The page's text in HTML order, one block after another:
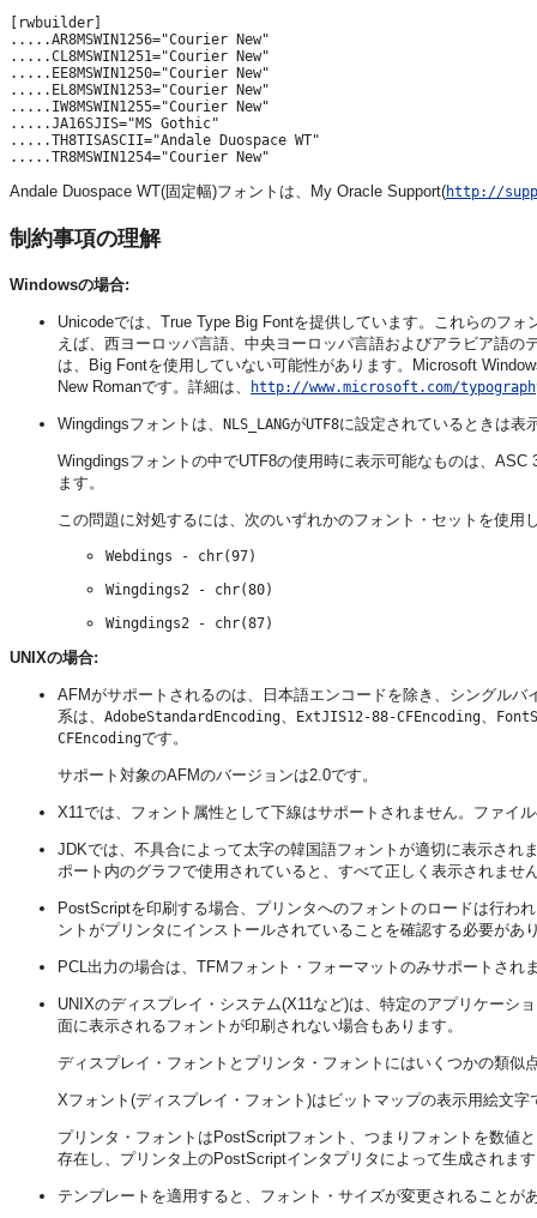
[rwbuilder]
.....AR8MSWIN1256="Courier New"
.....CL8MSWIN1251="Courier New"
.....EE8MSWIN1250="Courier New"
.....EL8MSWIN1253="Courier New"
.....IW8MSWIN1255="Courier New"
.....JA16SJIS="MS Gothic"
.....TH8TISASCII="Andale Duospace WT"
Andale Duospace WT(固定幅)フォントは、My Oracle Support(http://
制約事項の理解
Windowsの場合:
Unicodeでは、True Type Big Fontを提供しています。これらのフ
えば、西ヨーロッパ言語、中央ヨーロッパ言語およびアラビア語
は、Big Fontを使用していない可能性があります。Microsoft
New Romanです。詳細は、
http://www.microsoft.com/
Wingdingsフォントは、 NLS_LANGがUTF8に設定されているときは表
Wingdingsフォントの中でUTF8の使用時に表示可能なものは、
ます。
この問題に対処するには、次のいずれかのフォント・セットを使用
Webdings - chr(97)
Wingdings2 - chr(80)
Wingdings2 - chr(87)
UNIXの場合:
AFMがサポートされるのは、日本語エンコードを除き、シングル
系は、 AdobeStandardEncoding ExtJIS12-88-CFEncoding
CFEncodingです。
サポート対象のAFMのバージョンは2.0です。
X11では、フォント属性として下線はサポートされません。ファイ
JDKでは、不具合によって太字の韓国語フォントが適切に表示さ
ポート内のグラフで使用されていると、すべて正しく表示されませ
PostScriptを印刷する場合、プリンタへのフォントのロードは行わ
ントがプリンタにインストールされていることを確認する必要があ
PCL出力の場合は、TFMフォント・フォーマットのみサポートされ
UNIXのディスプレイ・システム(X11など)は、特定のアプリケーシ
面に表示されるフォントが印刷されない場合もあります。
ディスプレイ・フォントとプリンタ・フォントにはいくつかの類似
Xフォント(ディスプレイ・フォント)はビットマップの表示用絵文
プリンタ・フォントはPostScriptフォント、つまりフォントを数値
存在し、プリンタ上のPostScriptインタプリタによって生成されま
テンプレートを適用すると、フォント・サイズが変更されることが